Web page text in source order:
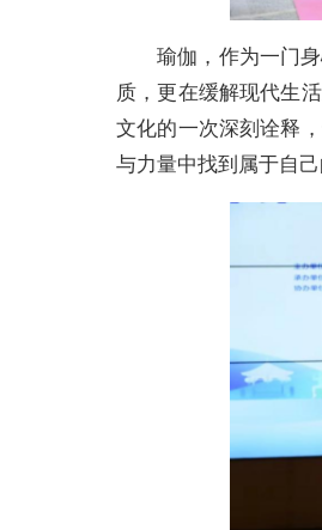
瑜伽，作为一门
质，更在缓解现代生
文化的一次深刻诠释
与力量中找到属于自己